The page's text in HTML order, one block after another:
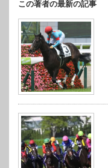
この著者の最新の記事